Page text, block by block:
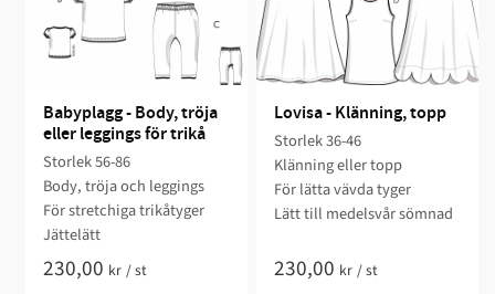
Babyplagg - Body, tröja
eller leggings för trikå
Storlek 56-86​
Body, tröja och leggings​​​
För stretchiga trikåtyger​
Jättelätt​​
230,00 kr /st
Lovisa - Klänning, topp
Storlek 36-46​​​​
Klänning eller topp​​​
För lätta vävda tyger​
​Lätt till medelsvår sömnad​​​​
230,00 kr /st